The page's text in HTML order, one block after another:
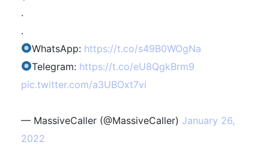
.
.
WhatsApp: https://t.co/s49B0WOgNa
Telegram: https://t.co/eU8QgkBrm9
pic.twitter.com/a3UBOxt7vi
— MassiveCaller (@MassiveCaller) January 26,
2022